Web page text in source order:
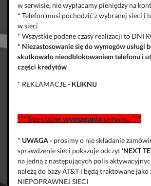
w serwisie, nie wypłacamy pieniędzy na
* Telefon musi pochodzić z wybranej sieci i
w sieci
* Wszystkie podane czasy realizacji to DNI
* Niezastosowanie się do wymogów usługi
skutkowało nieodblokowaniem telefonu i
części kredytów
* REKLAMACJE- KLIKNIJ
*** Specialne wymagania serwisu ***
* UWAGA- prosimy o nie składanie
sprawdzenie sieci pokazuje odczyt 'NEXT
na jedną z następujących polis
należą do bazy AT&T i będą traktowane
NIEPOPRAWNEJ SIECI